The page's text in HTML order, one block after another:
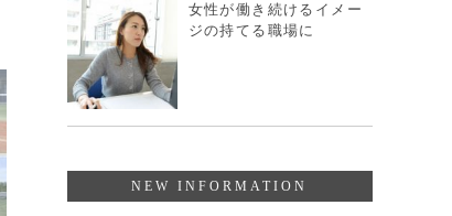
女性が働き続けるイメー
ジの持てる職場に
NEW INFORMATION